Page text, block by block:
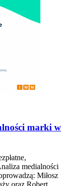
marki w
medialności
Miłosz
oraz Robert